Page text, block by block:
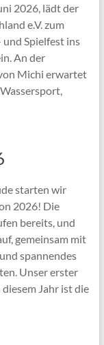
2026, lädt der
e.V. zum
Spielfest ins
An der
Michi erwartet
starten wir
2026! Die
bereits, und
gemeinsam mit
spannendes
Unser erster
Jahr ist die